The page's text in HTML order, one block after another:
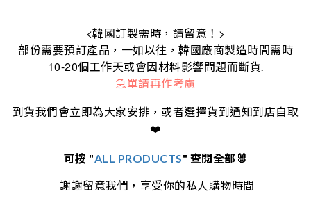
<韓國訂製需時，請留意！ >
部份需要預訂產品，一如以往，韓國廠商製造時間需時
10-20個工作天或會因材料影響問題而斷貨.
急單請再作考慮
到貨我們會立即為大家安排，或者選擇貨到通知到店自取
❤️
可按 "ALL PRODUCTS" 查閱全部🐰
謝謝留意我們，享受你的私人購物時間